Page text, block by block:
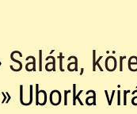
Saláta,
» Uborka